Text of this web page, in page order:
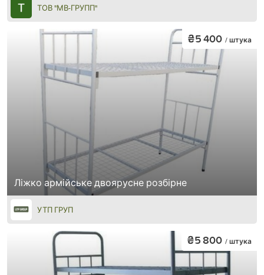
ТОВ "МВ-ГРУПП"
Ліжко армійське двоярусне розбірне
₴5 400 / штука
УТП ГРУП
₴5 800 / штука